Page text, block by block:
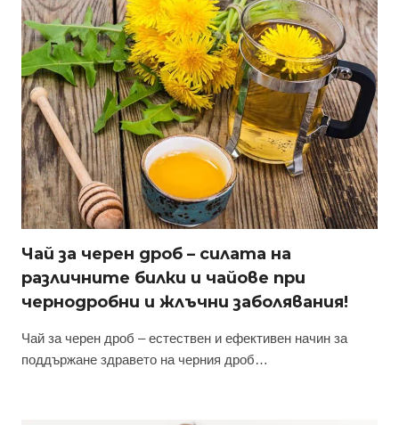
Чай за черен дроб – силата на
различните билки и чайове при
чернодробни и жлъчни заболявания!
Чай за черен дроб – естествен и ефективен начин за
поддържане здравето на черния дроб…